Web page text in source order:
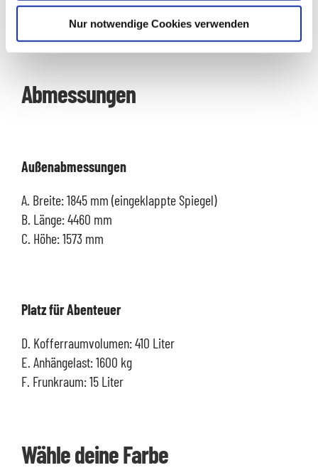
Nur notwendige Cookies verwenden
Sicherheit und Fahrerassistenz
Abmessungen
Außenabmessungen
A. Breite: 1845 mm (eingeklappte Spiegel)
B. Länge: 4460 mm
C. Höhe: 1573 mm
Platz für Abenteuer
D. Kofferraumvolumen: 410 Liter
E. Anhängelast: 1600 kg
F. Frunkraum: 15 Liter
Wähle deine Farbe